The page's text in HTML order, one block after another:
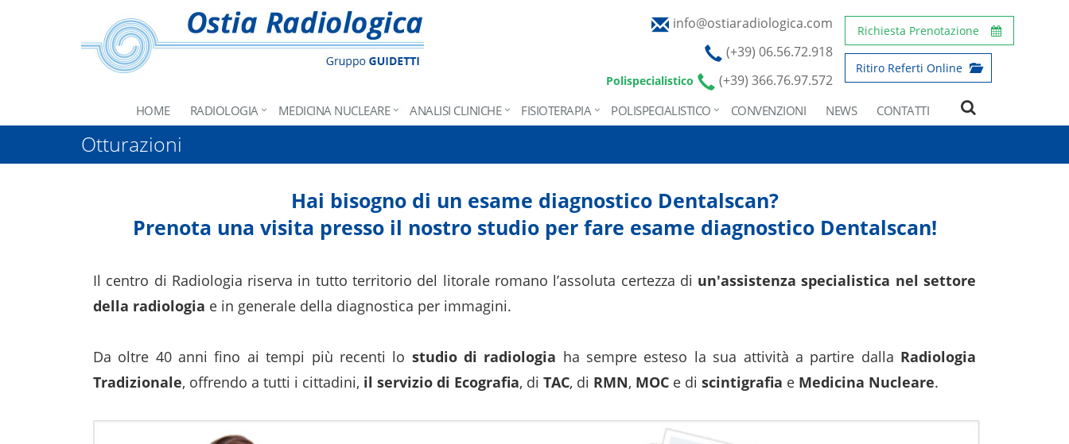
info@ostiaradiologica.com
(+39) 06.56.72.918
Polispecialistico (+39) 366.76.97.572
Richiesta Prenotazione
Ritiro Referti Online
HOME RADIOLOGIA MEDICINA NUCLEARE ANALISI CLINICHE FISIOTERAPIA POLISPECIALISTICO CONVENZIONI NEWS CONTATTI
Otturazioni
Hai bisogno di un esame diagnostico Dentalscan?
Prenota una visita presso il nostro studio per fare esame diagnostico Dentalscan!
Il centro di Radiologia riserva in tutto territorio del litorale romano l’assoluta certezza di un'assistenza specialistica nel settore
della radiologia e in generale della diagnostica per immagini.
Da oltre 40 anni fino ai tempi più recenti lo studio di radiologia ha sempre esteso la sua attività a partire dalla Radiologia
Tradizionale, offrendo a tutti i cittadini, il servizio di Ecografia, di TAC, di RMN, MOC e di scintigrafia e Medicina Nucleare.